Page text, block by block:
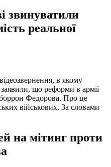
звинуватили
реальної
в якому
що реформи в армії
Федорова. Про це
військових. За словами
на мітинг проти